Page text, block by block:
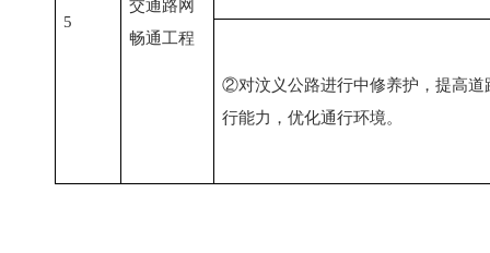
5
交通路网
畅通工程
②对汶义公路进行中修养护，提高道
行能力，优化通行环境。